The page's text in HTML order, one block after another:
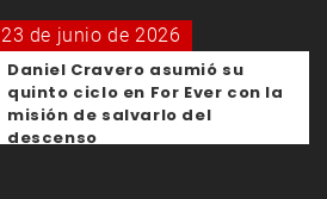
23 de junio de 2026
Daniel Cravero asumió su
quinto ciclo en For Ever con la
misión de salvarlo del
descenso